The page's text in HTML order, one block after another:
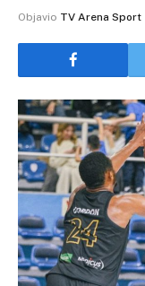
Objavio TV Arena Sport